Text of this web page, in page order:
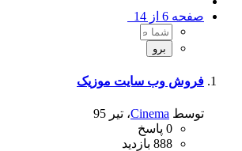
صفحه 6 از 14
فروش وب سایت موزیک
توسط Cinema، تیر 95
0 پاسخ
888 بازدید